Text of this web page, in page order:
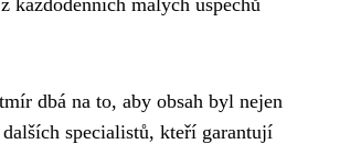
každodenních malých úspěchů
dbá na to, aby obsah byl nejen
specialistů, kteří garantují